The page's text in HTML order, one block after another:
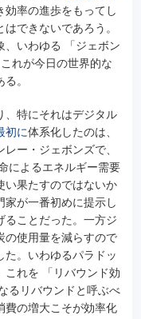
効率の進歩をもってし
できないであろう。
、いわゆる 「ジェボン
れが今日の世界的な
。
特にそれはデジタル
初に体系化したのは、
ー・ジェボンズで、
によるエネルギー需要
い果たすのではないか
家が一番初めに提示し
ることだった。一方ジ
の使用量を減らすので
た。いわゆるパラドッ
これを 「リバウンド効
るリバウンドと呼ぶべ
費の増大こそが効率化